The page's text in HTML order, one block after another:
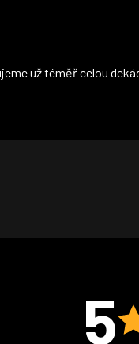
už téměř celou
5